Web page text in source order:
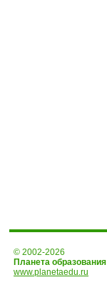
© 2002-2026
Планета образования
www.planetaedu.ru